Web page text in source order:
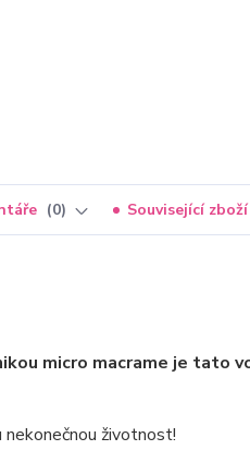
0 Související zboží
micro macrame je tato
životnost!